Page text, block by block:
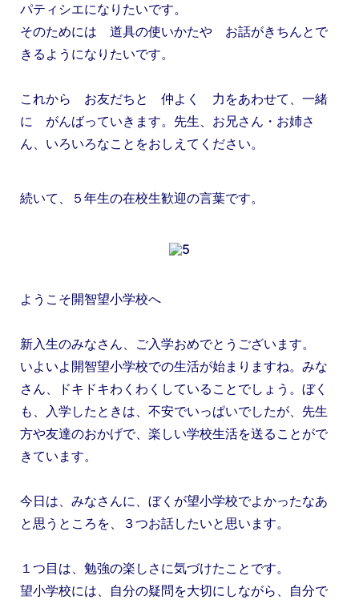
パティシエになりたいです。
そのためには 道具の使いかたや お話がきちんとで
きるようになりたいです。
これから お友だちと 仲よく 力をあわせて、一緒
に がんばっていきます。先生、お兄さん・お姉さ
ん、いろいろなことをおしえてください。
続いて、５年生の在校生歓迎の言葉です。
ようこそ開智望小学校へ
新入生のみなさん、ご入学おめでとうございます。
いよいよ開智望小学校での生活が始まりますね。みな
さん、ドキドキわくわくしていることでしょう。ぼく
も、入学したときは、不安でいっぱいでしたが、先生
方や友達のおかげで、楽しい学校生活を送ることがで
きています。
今日は、みなさんに、ぼくが望小学校でよかったなあ
と思うところを、３つお話したいと思います。
１つ目は、勉強の楽しさに気づけたことです。
望小学校には、自分の疑問を大切にしながら、自分で